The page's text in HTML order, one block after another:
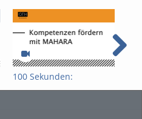
100 Sekunden:
Kompetenzen fördern